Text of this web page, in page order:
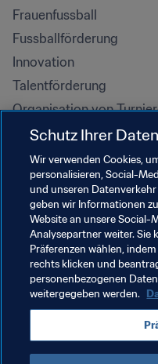
Frauenfussball
Fussballförderung
Innovation
Talentförderung
Organisation von
Nachhaltigkeit
Menschenrechte und
Antidiskriminierung
Gesundheit und Medizin
Bildungsinitiativen
Schutz Ihrer Daten
Wir verwenden Cookies,
personalisieren, Social-
und unseren
geben wir Informationen
Website an unsere Social-
Analysepartner weiter. Sie
Präferenzen wählen,
rechts klicken und
personenbezogenen
weitergegeben werden.